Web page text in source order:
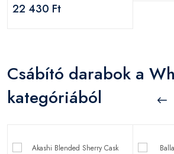
22 430 Ft
Csábító darabok a
kategóriából